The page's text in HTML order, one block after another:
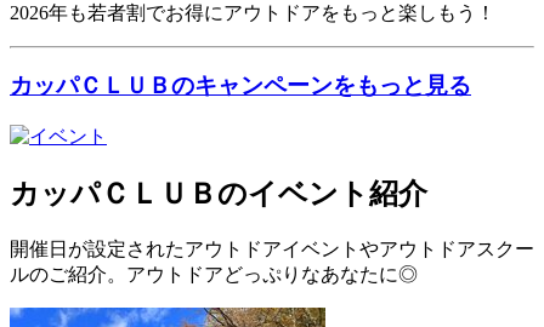
2026年も若者割でお得にアウトドアをもっと楽しもう！
カッパＣＬＵＢのキャンペーンをもっと見る
カッパＣＬＵＢのイベント紹介
開催日が設定されたアウトドアイベントやアウトドアスクー
ルのご紹介。アウトドアどっぷりなあなたに◎